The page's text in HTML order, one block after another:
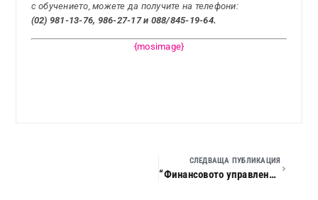
с обучението, можете да получите на телефони:
(02) 981-13-76, 986-27-17 и 088/845-19-64.
{mosimage}
СЛЕДВАЩА ПУБЛИКАЦИЯ
“Финансовото управление и счетоводното отчитане на предприятието.”